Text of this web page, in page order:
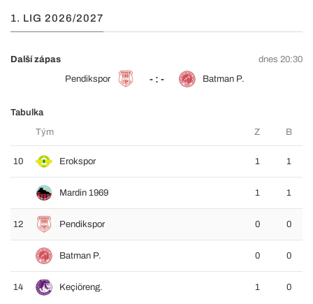
1. LIG 2026/2027
Další zápas
dnes 20:30
Pendikspor
- : - Batman P.
Tabulka
Tým
Z B
10 Erokspor 1 1
Mardin 1969 1 1
12 Pendikspor 0 0
Batman P. 0 0
14 Keçiöreng. 1 0